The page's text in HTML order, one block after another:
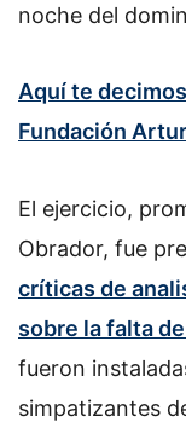
noche del
Aquí te
Fundación
El ejercicio,
Obrador, fue
críticas de
sobre la falta
fueron
simpatizantes